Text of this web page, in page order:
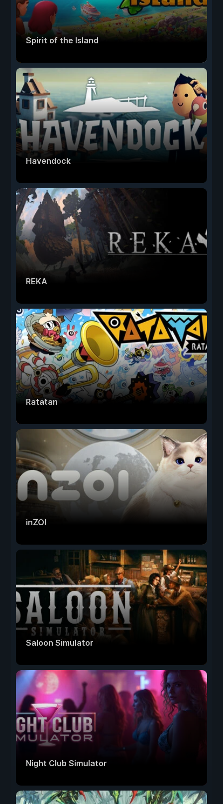
Spirit of the Island
Havendock
REKA
Ratatan
inZOI
Saloon Simulator
Night Club Simulator